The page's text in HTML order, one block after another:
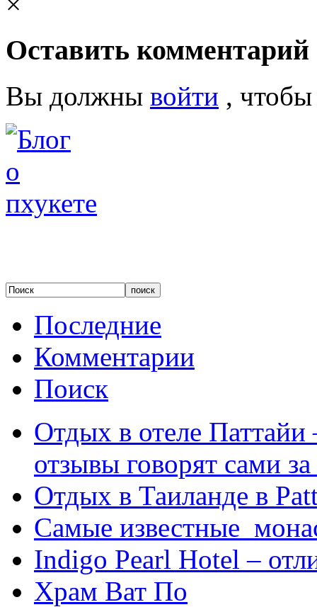
Оставить комментарий
Вы должны войти ,
Последние
Комментарии
Поиск
Отдых в отеле
отзывы говорят сами за
Отдых в Таиланде в
Самые известные
Indigo Pearl Hotel –
Храм Ват По